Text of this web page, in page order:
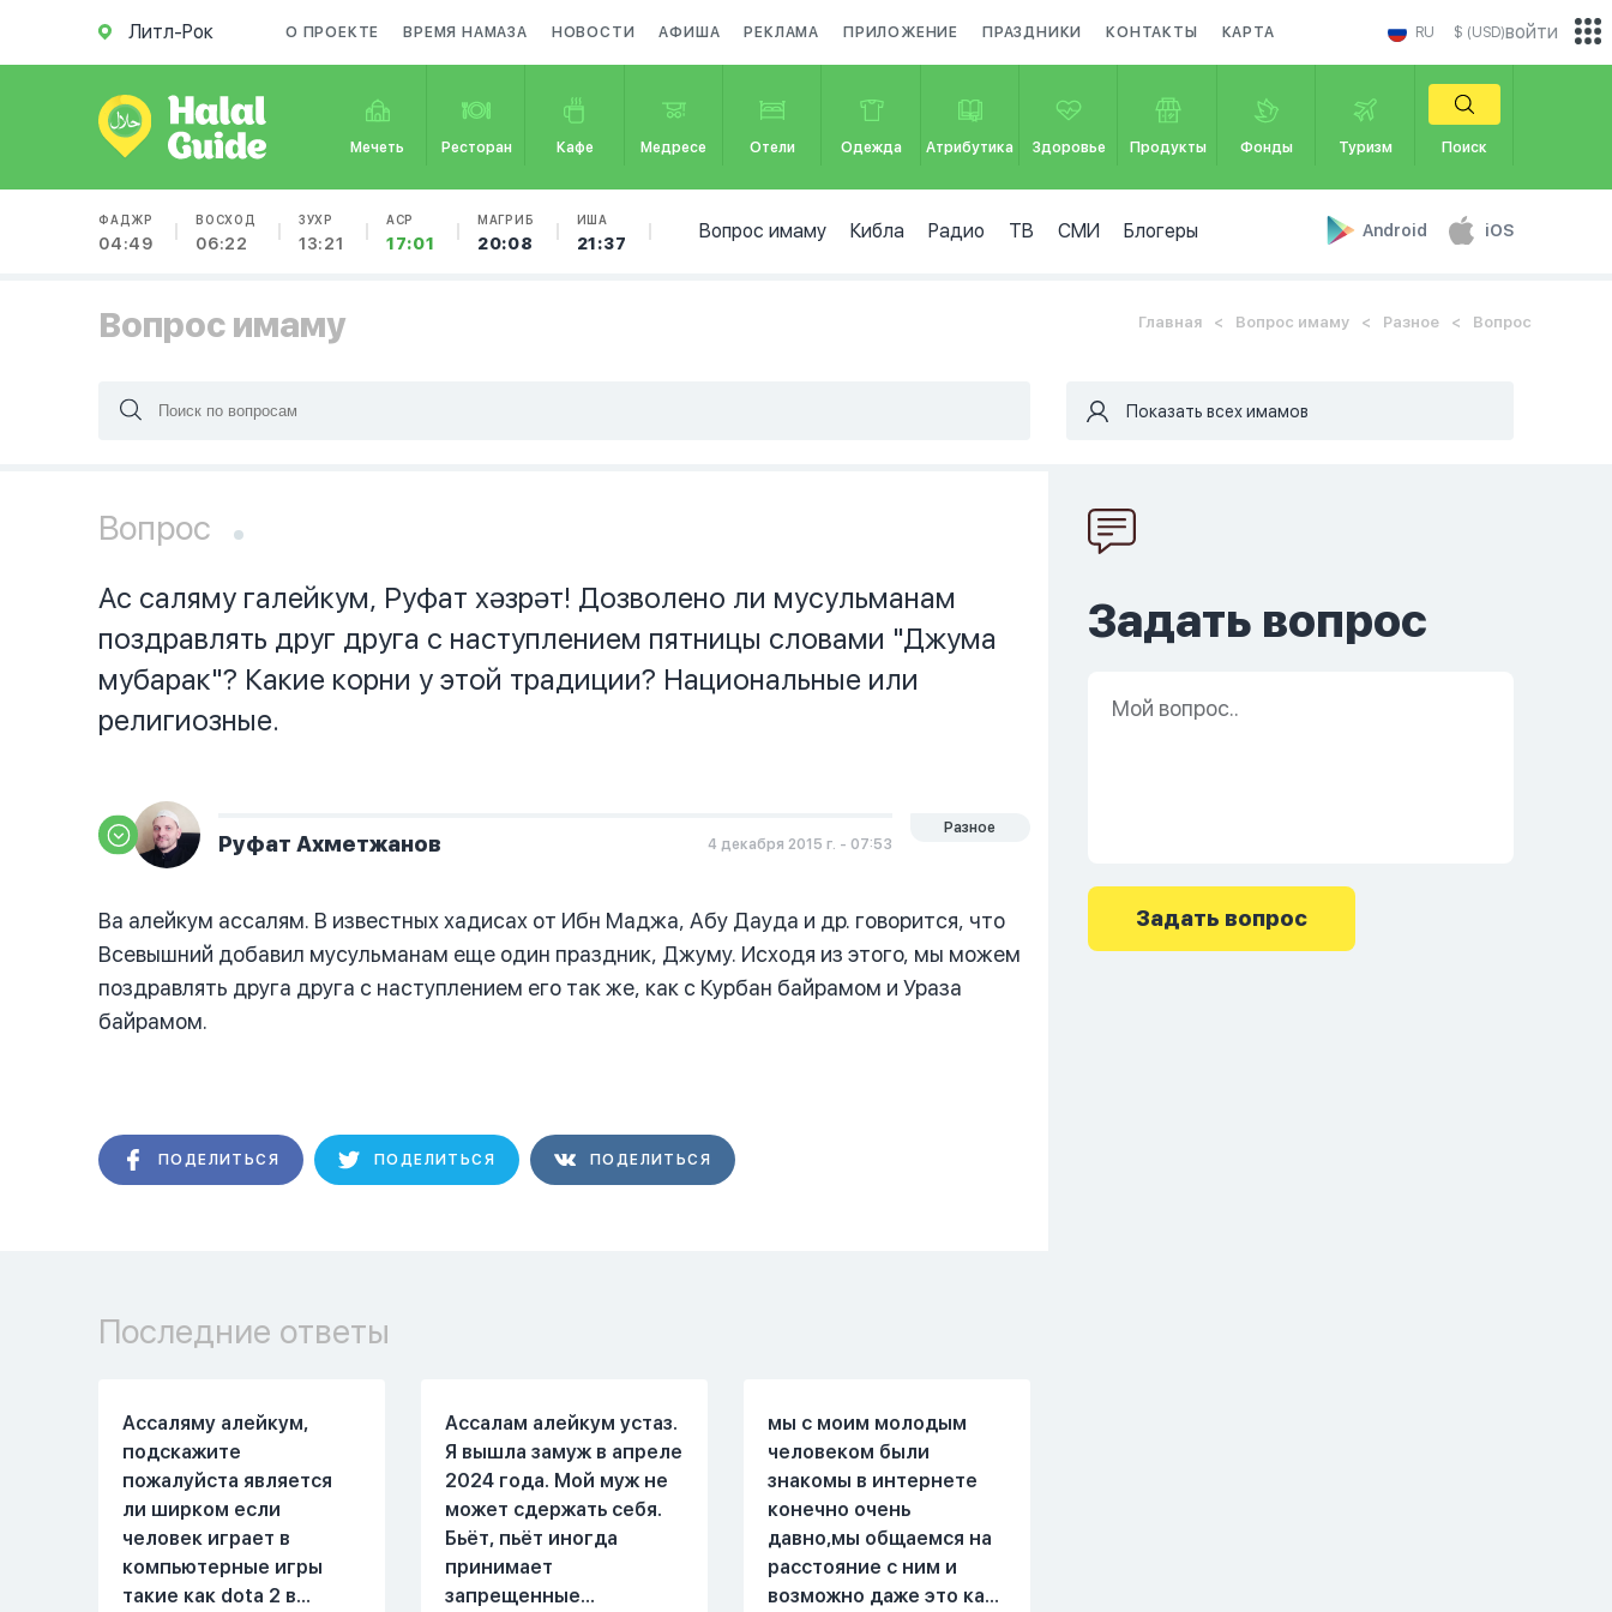
Литл-Рок О ПРОЕКТЕ ВРЕМЯ НАМАЗА НОВОСТИ АФИША РЕКЛАМА ПРИЛОЖЕНИЕ ПРАЗДНИКИ КОНТАКТЫ КАРТА RU $ (USD)
Мечеть Ресторан Кафе Медресе Отели Одежда Атрибутика Здоровье Продукты Фонды Туризм Поиск
ФАДЖР
04:49
ВОСХОД
06:22
ЗУХР
13:21
АСР
17:01
МАГРИБ
20:08
ИША
21:37
Вопрос имаму Кибла Радио ТВ СМИ Блогеры Android iOS
войти
Вопрос имаму Главная Вопрос имаму Разное Вопрос
Показать всех имамов
Вопрос
Ас саляму галейкум, Руфат хәзрәт! Дозволено ли мусульманам
поздравлять друг друга с наступлением пятницы словами "Джума
мубарак"? Какие корни у этой традиции? Национальные или
религиозные.
Руфат Ахметжанов 4 декабря 2015 г. - 07:53
Разное
Ва алейкум ассалям. В известных хадисах от Ибн Маджа, Абу Дауда и др. говорится, что
Всевышний добавил мусульманам еще один праздник, Джуму. Исходя из этого, мы можем
поздравлять друга друга с наступлением его так же, как с Курбан байрамом и Ураза
байрамом.
ПОДЕЛИТЬСЯ ПОДЕЛИТЬСЯ ПОДЕЛИТЬСЯ
Задать вопрос
Последние ответы
Ассаляму алейкум,
подскажите
пожалуйста является
ли ширком если
человек играет в
компьютерные игры
такие как dota 2 в
Ассалам алейкум устаз.
Я вышла замуж в апреле
2024 года. Мой муж не
может сдержать себя.
Бьёт, пьёт иногда
принимает
запрещенные
мы с моим молодым
человеком были
знакомы в интернете
конечно очень
давно,мы общаемся на
расстояние с ним и
возможно даже это как